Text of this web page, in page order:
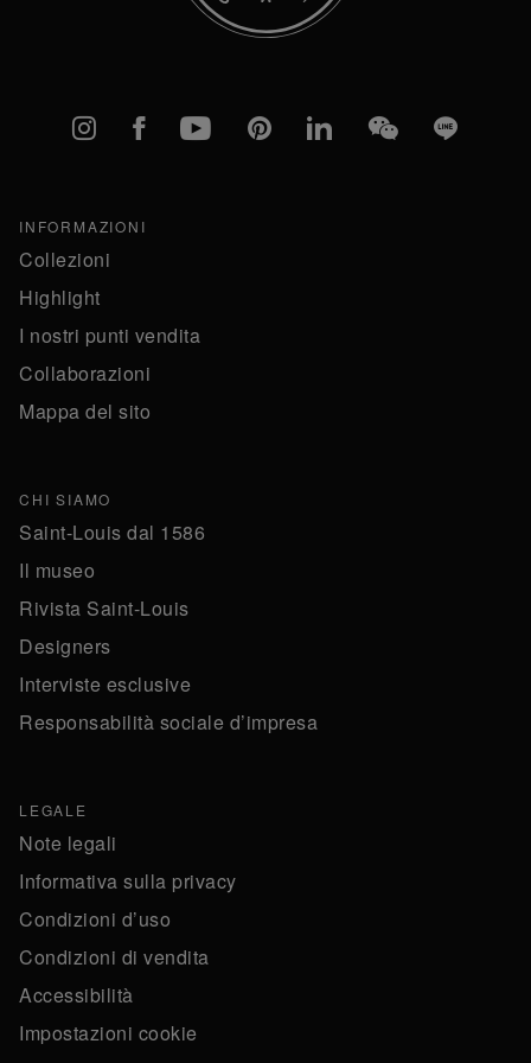
Instagram
FacebookYouTubePinterestlinkedInWeChatLine
INFORMAZIONI
Collezioni
Highlight
I nostri punti vendita
Collaborazioni
Mappa del sito
CHI SIAMO
Saint-Louis dal 1586
Il museo
Rivista Saint-Louis
Designers
Interviste esclusive
Responsabilità sociale d’impresa
LEGALE
Note legali
Informativa sulla privacy
Condizioni d’uso
Condizioni di vendita
Accessibilità
Impostazioni cookie